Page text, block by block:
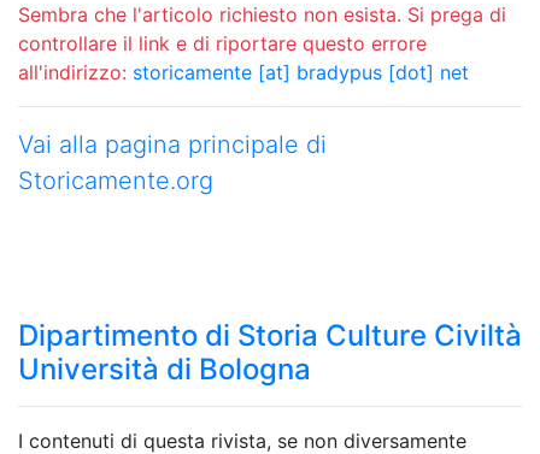
Sembra che l'articolo richiesto non esista. Si prega di
controllare il link e di riportare questo errore
all'indirizzo: storicamente [at] bradypus [dot] net
Vai alla pagina principale di
Storicamente.org
Dipartimento di Storia Culture Civiltà
Università di Bologna
I contenuti di questa rivista, se non diversamente